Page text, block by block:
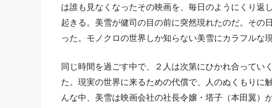
は誰も見なくなったその映画を、毎日のようにくり返
起きる。美雪が健司の目の前に突然現れたのだ。その
った。モノクロの世界しか知らない美雪にカラフルな
同じ時間を過ごす中で、２人は次第にひかれ合ってい
た。現実の世界に来るための代償で、人のぬくもりに
んな中、美雪は映画会社の社長令嬢・塔子（本田翼）